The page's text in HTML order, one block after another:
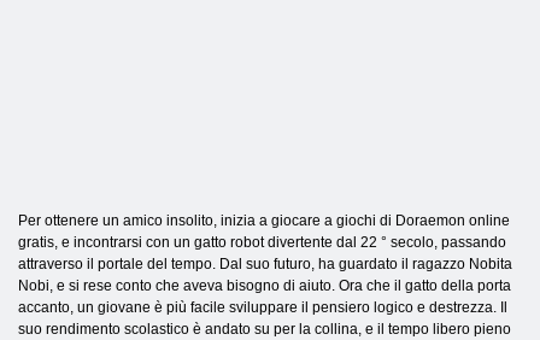
Per ottenere un amico insolito, inizia a giocare a giochi di Doraemon online
gratis, e incontrarsi con un gatto robot divertente dal 22 ° secolo, passando
attraverso il portale del tempo. Dal suo futuro, ha guardato il ragazzo Nobita
Nobi, e si rese conto che aveva bisogno di aiuto. Ora che il gatto della porta
accanto, un giovane è più facile sviluppare il pensiero logico e destrezza. Il
suo rendimento scolastico è andato su per la collina, e il tempo libero pieno